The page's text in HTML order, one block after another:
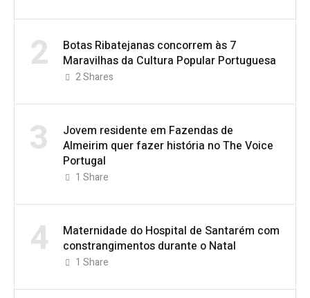
2
Botas Ribatejanas concorrem às 7
Maravilhas da Cultura Popular Portuguesa
2Shares
3
Jovem residente em Fazendas de
Almeirim quer fazer história no The Voice
Portugal
1 Share
4
Maternidade do Hospital de Santarém com
constrangimentos durante o Natal
1 Share